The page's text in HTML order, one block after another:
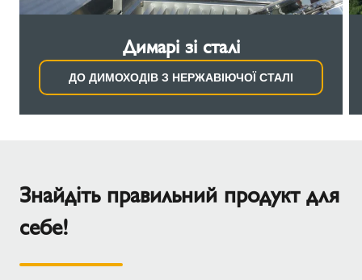
Димарі зі сталі
ДО ДИМОХОДІВ З НЕРЖАВІЮЧОЇ СТАЛІ
Знайдіть правильний продукт для
себе!